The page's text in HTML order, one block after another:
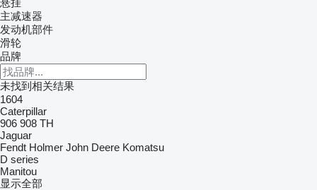
悬挂
主减速器
发动机部件
滑轮
品牌
未找到相关结果
1604
Caterpillar
906 908 TH
Jaguar
Fendt Holmer John Deere Komatsu
D series
Manitou
显示全部